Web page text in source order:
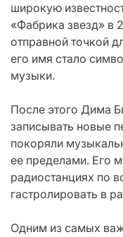
широкую
«Фабрика звезд» в
отправной точкой
его имя стало
музыки.
После этого Дима
записывать новые
покоряли
ее пределами. Его
радиостанциях по
гастролировать в
Одним из самых